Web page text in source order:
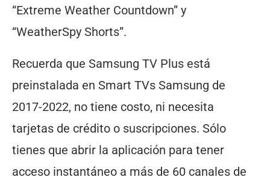
“Extreme Weather Countdown” y
“WeatherSpy Shorts”.
Recuerda que Samsung TV Plus está
preinstalada en Smart TVs Samsung de
2017-2022, no tiene costo, ni necesita
tarjetas de crédito o suscripciones. Sólo
tienes que abrir la aplicación para tener
acceso instantáneo a más de 60 canales de